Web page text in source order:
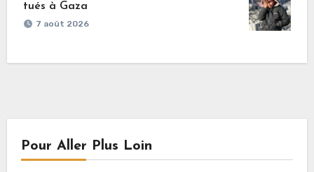
tués à Gaza
7 août 2026
Pour Aller Plus Loin